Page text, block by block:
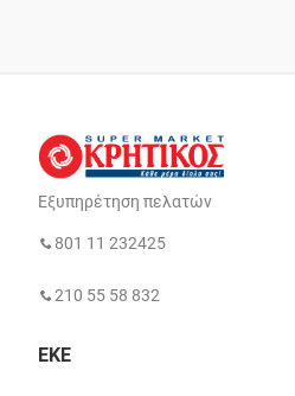
Εξυπηρέτηση πελατών
801 11 232425
210 55 58 832
ΕΚΕ